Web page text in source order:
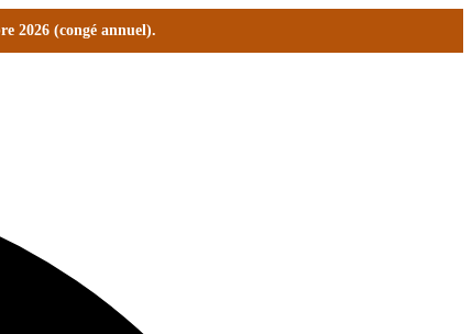
2026 (congé annuel).